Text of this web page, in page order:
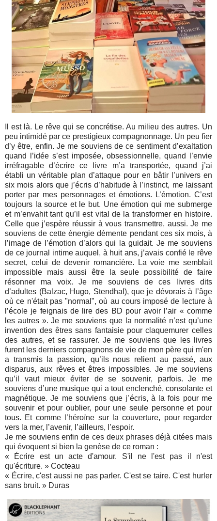
Il est là. Le rêve qui se concrétise. Au milieu des autres. Un
peu intimidé par ce prestigieux compagnonnage. Un peu fier
d’y être, enfin. Je me souviens de ce sentiment d’exaltation
quand l’idée s’est imposée, obsessionnelle, quand l’envie
irréfragable d’écrire ce livre m’a transportée, quand j’ai
établi un véritable plan d’attaque pour en bâtir l’univers en
six mois alors que j’écris d’habitude à l’instinct, me laissant
porter par mes personnages et émotions. L’émotion. C’est
toujours la source et le but. Une émotion qui me submerge
et m’envahit tant qu’il est vital de la transformer en histoire.
Celle que j’espère réussir à vous transmettre, aussi. Je me
souviens de cette énergie démente pendant ces six mois, à
l’image de l’émotion d’alors qui la guidait. Je me souviens
de ce journal intime auquel, à huit ans, j’avais confié le rêve
secret, celui de devenir romancière. La voie me semblait
impossible mais aussi être la seule possibilité de faire
résonner ma voix. Je me souviens de ces livres dits
d’adultes (Balzac, Hugo, Stendhal), que je dévorais à l’âge
où ce n'était pas "normal", où au cours imposé de lecture à
l’école je feignais de lire des BD pour avoir l’air « comme
les autres ». Je me souviens que la normalité n’est qu’une
invention des êtres sans fantaisie pour claquemurer celles
des autres, et se rassurer. Je me souviens que les livres
furent les derniers compagnons de vie de mon père qui m'en
a transmis la passion, qu’ils nous relient au passé, aux
disparus, aux rêves et êtres impossibles. Je me souviens
qu’il vaut mieux éviter de se souvenir, parfois. Je me
souviens d’une musique qui a tout enclenché, consolante et
magnétique. Je me souviens que j’écris, à la fois pour me
souvenir et pour oublier, pour une seule personne et pour
tous. Et comme l’héroïne sur la couverture, pour regarder
vers la mer, l’avenir, l’ailleurs, l’espoir.
Je me souviens enfin de ces deux phrases déjà citées mais
qui évoquent si bien la genèse de ce roman :
« Écrire est un acte d'amour. S'il ne l'est pas il n'est
qu'écriture. » Cocteau
« Écrire, c'est aussi ne pas parler. C'est se taire. C'est hurler
sans bruit. » Duras